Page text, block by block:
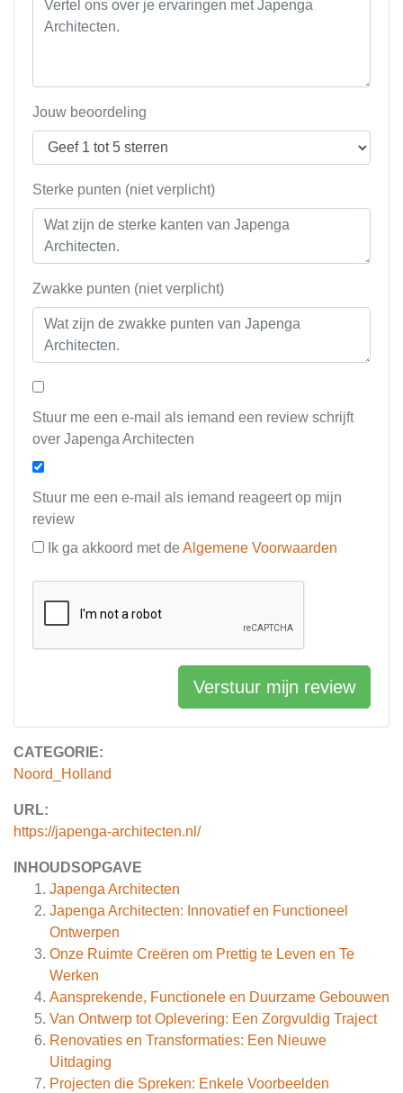
CATEGORIE:
Noord_Holland
URL:
https://japenga-architecten.nl/
INHOUDSOPGAVE
Japenga Architecten
Japenga Architecten: Innovatief en Functioneel
Ontwerpen
Onze Ruimte Creëren om Prettig te Leven en Te
Werken
Aansprekende, Functionele en Duurzame Gebouwen
Van Ontwerp tot Oplevering: Een Zorgvuldig Traject
Renovaties en Transformaties: Een Nieuwe
Uitdaging
Projecten die Spreken: Enkele Voorbeelden
Jouw beoordeling
Sterke punten (niet verplicht)
Zwakke punten (niet verplicht)
Stuur me een e-mail als iemand een review schrijft
over Japenga Architecten
Stuur me een e-mail als iemand reageert op mijn
review
Ik ga akkoord met de Algemene Voorwaarden
Verstuur mijn review